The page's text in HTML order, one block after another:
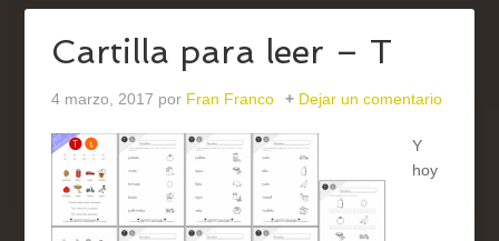
Cartilla para leer – T
4 marzo, 2017 por Fran Franco Dejar un comentario
Y
hoy